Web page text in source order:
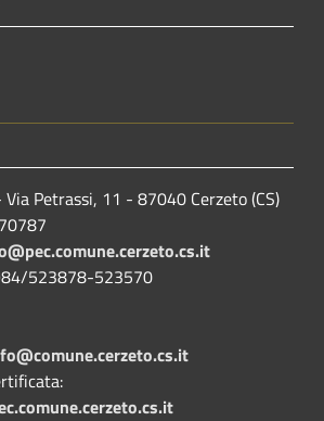
Petrassi, 11 - 87040 Cerzeto (CS)
523878-523570